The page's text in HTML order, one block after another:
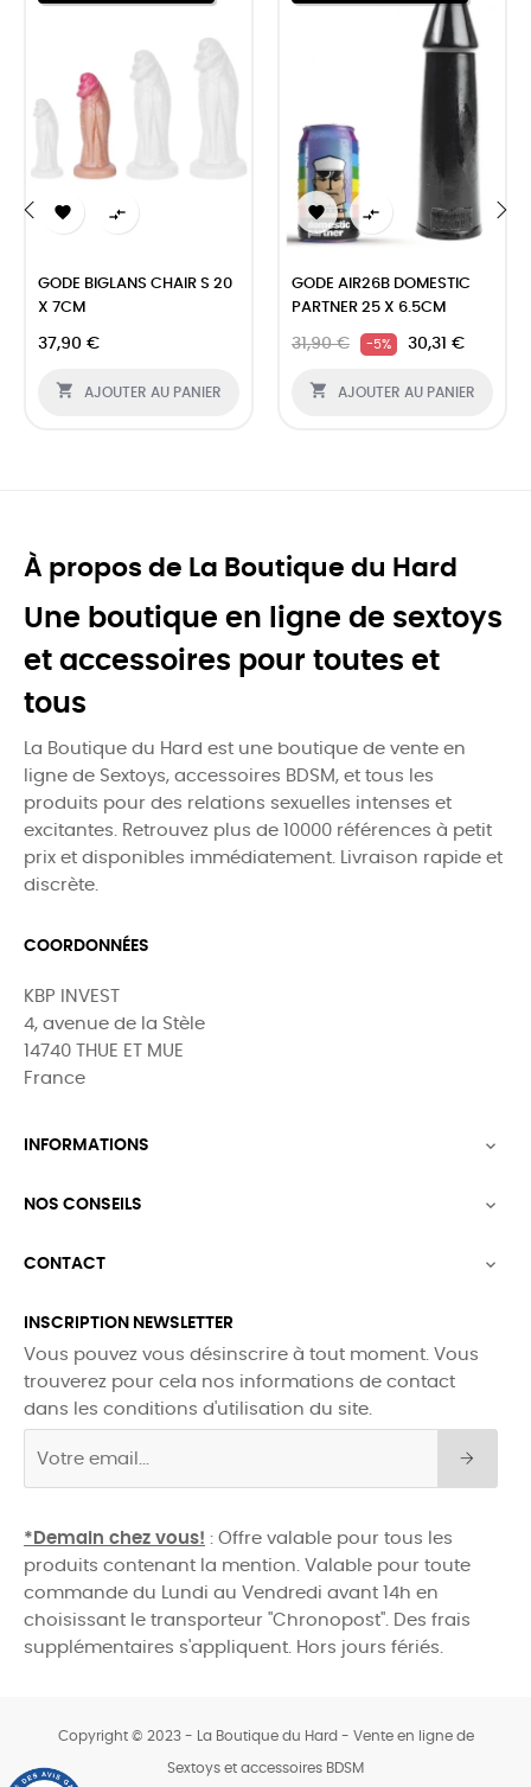
 
GODE BIGLANS CHAIR S 20
X 7CM
37,90 €
 AJOUTER AU PANIER
 
GODE AIR26B DOMESTIC
PARTNER 25 X 6.5CM
31,90 € -5% 30,31 €
 AJOUTER AU PANIER
À propos de La Boutique du Hard
Une boutique en ligne de sextoys
et accessoires pour toutes et
tous
La Boutique du Hard est une boutique de vente en
ligne de Sextoys, accessoires BDSM, et tous les
produits pour des relations sexuelles intenses et
excitantes. Retrouvez plus de 10000 références à petit
prix et disponibles immédiatement. Livraison rapide et
discrète.
COORDONNÉES
KBP INVEST
4, avenue de la Stèle
14740 THUE ET MUE
France
INFORMATIONS 
NOS CONSEILS 
CONTACT 
INSCRIPTION NEWSLETTER
Vous pouvez vous désinscrire à tout moment. Vous
trouverez pour cela nos informations de contact
dans les conditions d'utilisation du site.
*Demain chez vous! : Offre valable pour tous les
produits contenant la mention. Valable pour toute
commande du Lundi au Vendredi avant 14h en
choisissant le transporteur "Chronopost". Des frais
supplémentaires s'appliquent. Hors jours fériés.
Copyright © 2023 - La Boutique du Hard - Vente en ligne de
Sextoys et accessoires BDSM